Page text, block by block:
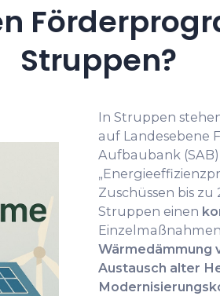
Struppen?
In Struppen
auf Landesebene
Aufbaubank
Zuschüssen bis
Struppen einen
Wärmedämmung
Austausch alter